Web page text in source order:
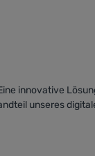
innovative
unseres